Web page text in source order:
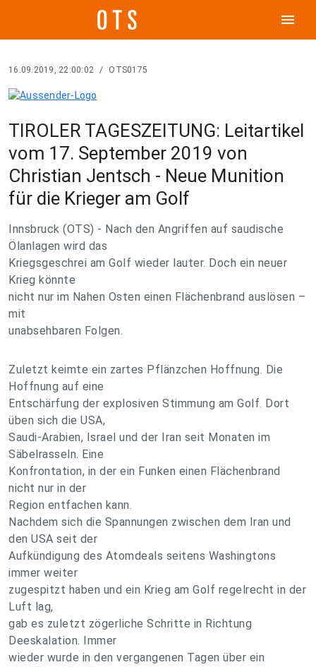
menu
16.09.2019, 22:00:02 / OTS0175
TIROLER TAGESZEITUNG: Leitartikel
vom 17. September 2019 von
Christian Jentsch - Neue Munition
für die Krieger am Golf
Innsbruck (OTS) - Nach den Angriffen auf saudische
Ölanlagen wird das
Kriegsgeschrei am Golf wieder lauter. Doch ein neuer
Krieg könnte
nicht nur im Nahen Osten einen Flächenbrand auslösen –
mit
unabsehbaren Folgen.
Zuletzt keimte ein zartes Pflänzchen Hoffnung. Die
Hoffnung auf eine
Entschärfung der explosiven Stimmung am Golf. Dort
üben sich die USA,
Saudi-Arabien, Israel und der Iran seit Monaten im
Säbelrasseln. Eine
Konfrontation, in der ein Funken einen Flächenbrand
nicht nur in der
Region entfachen kann.
Nachdem sich die Spannungen zwischen dem Iran und
den USA seit der
Aufkündigung des Atomdeals seitens Washingtons
immer weiter
zugespitzt haben und ein Krieg am Golf regelrecht in der
Luft lag,
gab es zuletzt zögerliche Schritte in Richtung
Deeskalation. Immer
wieder wurde in den vergangenen Tagen über ein